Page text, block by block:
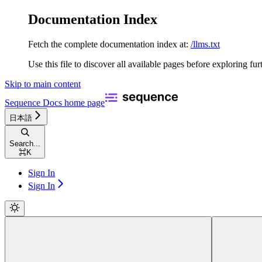
Documentation Index
Fetch the complete documentation index at: /llms.txt
Use this file to discover all available pages before exploring
Skip to main content
Sequence Docs home page
日本語
Search...
⌘K
Sign In
Sign In